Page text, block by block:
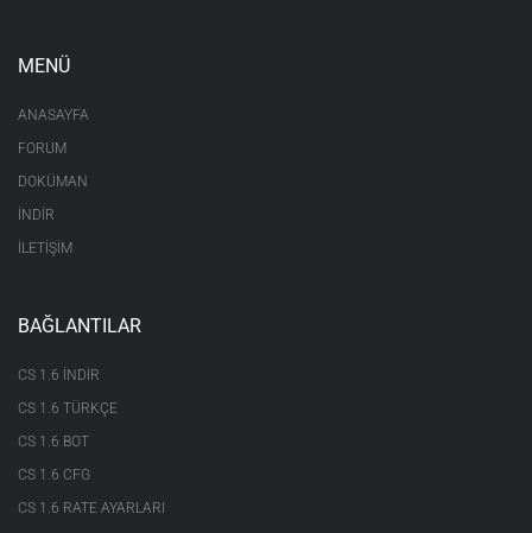
MENÜ
ANASAYFA
FORUM
DOKÜMAN
İNDİR
İLETİŞİM
BAĞLANTILAR
CS 1.6 INDIR
CS 1.6 TÜRKÇE
CS 1.6 BOT
CS 1.6 CFG
CS 1.6 RATE AYARLARI